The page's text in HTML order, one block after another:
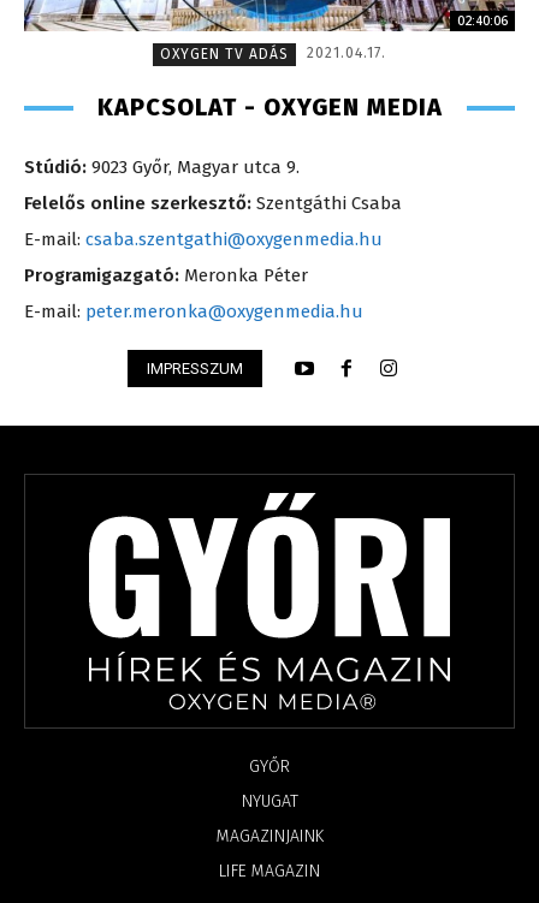
02:40:06
OXYGEN TV ADÁS
2021.04.17.
KAPCSOLAT - OXYGEN MEDIA
Stúdió: 9023 Győr, Magyar utca 9.
Felelős online szerkesztő: Szentgáthi Csaba
E-mail: csaba.szentgathi@oxygenmedia.hu
Programigazgató: Meronka Péter
E-mail: peter.meronka@oxygenmedia.hu
IMPRESSZUM
GYŐR
NYUGAT
MAGAZINJAINK
LIFE MAGAZIN